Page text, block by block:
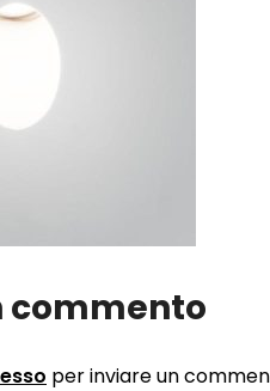
commento
per inviare un